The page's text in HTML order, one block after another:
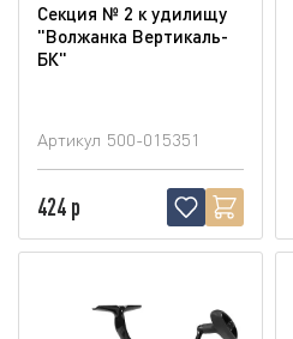
Секция № 2 к удилищу
"Волжанка Вертикаль-
БК"
Артикул 500-015351
424 р